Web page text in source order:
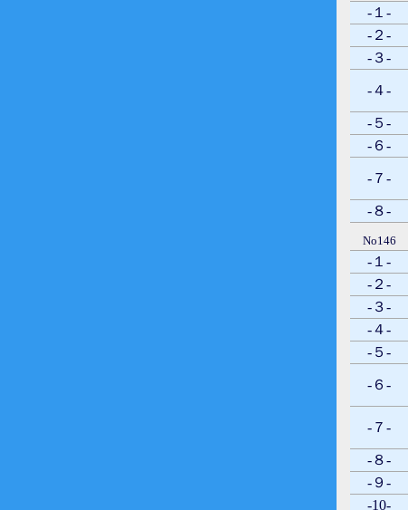
-１-
-２-
-３-
-４-
-５-
-６-
-７-
-８-
No146
-１-
-２-
-３-
-４-
-５-
-６-
-７-
-８-
-９-
-10-